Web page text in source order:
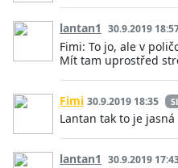
lantan1 30.9.2019
Fimi: To jo, ale v
Mít tam uprostřed
Fimi 30.9.2019 18:35
Lantan tak to je jasná
lantan1 30.9.2019